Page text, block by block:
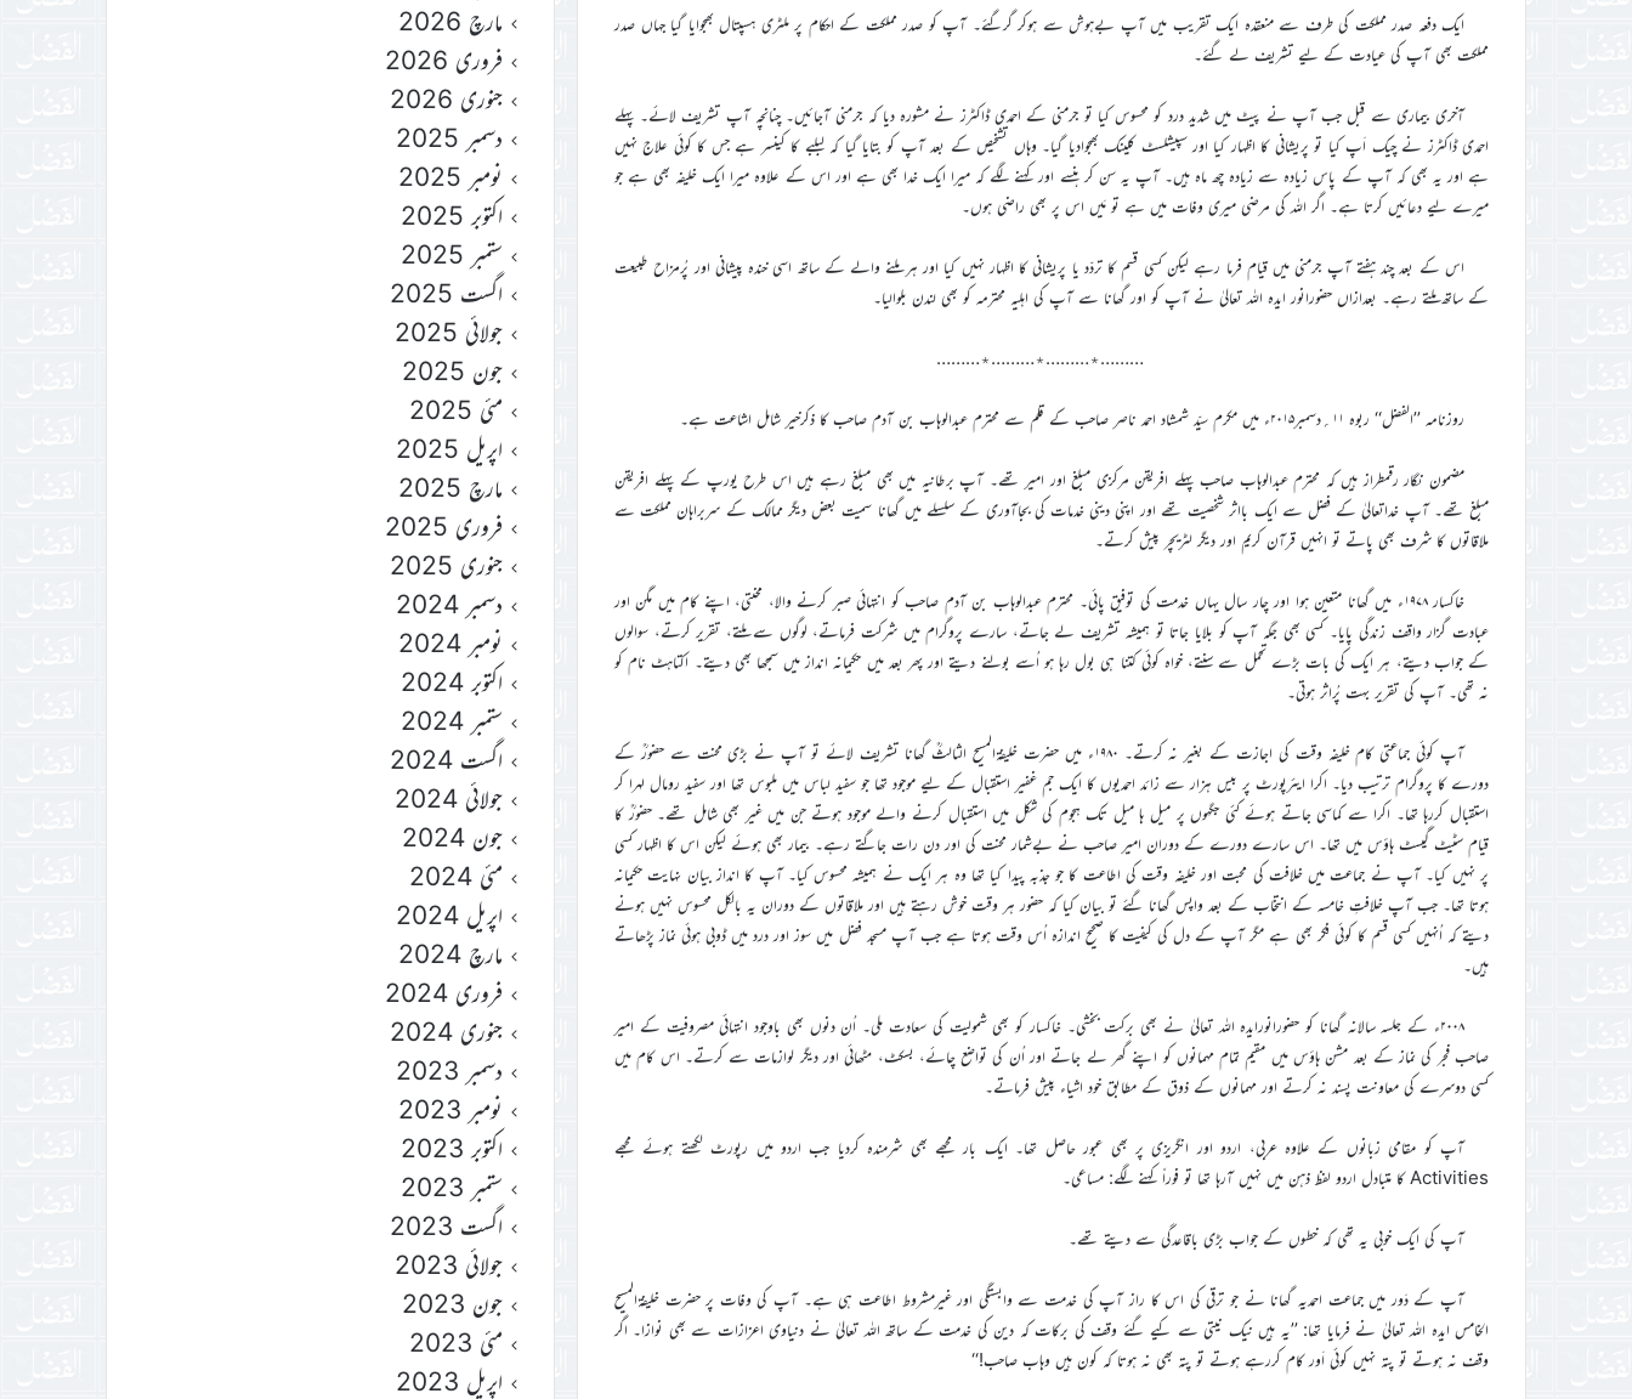
ایک دفعہ صدر مملکت کی طرف سے منعقدہ ایک تقریب میں آپ بےہوش سے ہوکر گرگئے۔ آپ کو صدر مملکت کے احکام پر ملٹری ہسپتال بھجوایا گیا جہاں صدر
مملکت بھی آپ کی عیادت کے لیے تشریف لے گئے۔
آخری بیماری سے قبل جب آپ نے پیٹ میں شدید درد کو محسوس کیا تو جرمنی کے احمدی ڈاکٹرز نے مشورہ دیا کہ جرمنی آجائیں۔ چنانچہ آپ تشریف لائے۔ پہلے
احمدی ڈاکٹرز نے چیک اَپ کیا تو پریشانی کا اظہار کیا اور سپیشلسٹ کلینک بھجوادیا گیا۔ وہاں تشخیص کے بعد آپ کو بتایا گیا کہ لبلبے کا کینسر ہے جس کا کوئی علاج نہیں
ہے اور یہ بھی کہ آپ کے پاس زیادہ سے زیادہ چھ ماہ ہیں۔ آپ یہ سن کر ہنسے اور کہنے لگے کہ میرا ایک خدا بھی ہے اور اس کے علاوہ میرا ایک خلیفہ بھی ہے جو
میرے لیے دعائیں کرتا ہے۔ اگر اللہ کی مرضی میری وفات میں ہے تو مَیں اس پر بھی راضی ہوں۔
اس کے بعد چند ہفتے آپ جرمنی میں قیام فرما رہے لیکن کسی قسم کا تردّد یا پریشانی کا اظہار نہیں کیا اور ہر ملنے والے کے ساتھ اسی خندہ پیشانی اور پُرمزاح طبیعت
کے ساتھ ملتے رہے۔ بعدازاں حضورانور ایدہ اللہ تعالیٰ نے آپ کو اور گھانا سے آپ کی اہلیہ محترمہ کو بھی لندن بلوالیا۔
………٭………٭………٭………
روزنامہ ’’الفضل‘‘ ربوہ ۱۱؍دسمبر۲۰۱۵ء میں مکرم سیّد شمشاد احمد ناصر صاحب کے قلم سے محترم عبدالوہاب بن آدم صاحب کا ذکرخیر شامل اشاعت ہے۔
مضمون نگار رقمطراز ہیں کہ محترم عبدالوہاب صاحب پہلے افریقن مرکزی مبلغ اور امیر تھے۔ آپ برطانیہ میں بھی مبلغ رہے ہیں اس طرح یورپ کے پہلے افریقن
مبلغ تھے۔ آپ خداتعالیٰ کے فضل سے ایک بااثر شخصیت تھے اور اپنی دینی خدمات کی بجاآوری کے سلسلے میں گھانا سمیت بعض دیگر ممالک کے سربراہان مملکت سے
ملاقاتوں کا شرف بھی پاتے تو انہیں قرآن کریم اور دیگر لٹریچر پیش کرتے۔
خاکسار ۱۹۷۸ء میں گھانا متعین ہوا اور چار سال یہاں خدمت کی توفیق پائی۔ محترم عبدالوہاب بن آدم صاحب کو انتہائی صبر کرنے والا، محنتی، اپنے کام میں مگن اور
عبادت گزار واقف زندگی پایا۔ کسی بھی جگہ آپ کو بلایا جاتا تو ہمیشہ تشریف لے جاتے، سارے پروگرام میں شرکت فرماتے، لوگوں سے ملتے، تقریر کرتے، سوالوں
کے جواب دیتے، ہر ایک کی بات بڑے تحمل سے سنتے، خواہ کوئی کتنا ہی بول رہا ہو اُسے بولنے دیتے اور پھر بعد میں حکیمانہ انداز میں سمجھا بھی دیتے۔ اکتاہٹ نام کو
نہ تھی۔ آپ کی تقریر بہت پُراثر ہوتی۔
آپ کوئی جماعتی کام خلیفہ وقت کی اجازت کے بغیر نہ کرتے۔ ۱۹۸۰ء میں حضرت خلیفۃالمسیح الثالثؒ گھانا تشریف لائے تو آپ نے بڑی محنت سے حضورؒ کے
دورے کا پروگرام ترتیب دیا۔ اکرا ایئرپورٹ پر بیس ہزار سے زائد احمدیوں کا ایک جم غفیر استقبال کے لیے موجود تھا جو سفید لباس میں ملبوس تھا اور سفید رومال لہرا کر
استقبال کررہا تھا۔ اکرا سے کماسی جاتے ہوئے کئی جگہوں پر میل ہا میل تک ہجوم کی شکل میں استقبال کرنے والے موجود ہوتے جن میں غیر بھی شامل تھے۔ حضورؒ کا
قیام سٹیٹ گیسٹ ہاؤس میں تھا۔ اس سارے دورے کے دوران امیر صاحب نے بےشمار محنت کی اور دن رات جاگتے رہے۔ بیمار بھی ہوئے لیکن اس کا اظہار کسی
پر نہیں کیا۔ آپ نے جماعت میں خلافت کی محبت اور خلیفہ وقت کی اطاعت کا جو جذبہ پیدا کیا تھا وہ ہر ایک نے ہمیشہ محسوس کیا۔ آپ کا انداز بیان نہایت حکیمانہ
ہوتا تھا۔ جب آپ خلافتِ خامسہ کے انتخاب کے بعد واپس گھانا گئے تو بیان کیا کہ حضور ہر وقت خوش رہتے ہیں اور ملاقاتوں کے دوران یہ بالکل محسوس نہیں ہونے
دیتے کہ اُنہیں کسی قسم کا کوئی فکر بھی ہے مگر آپ کے دل کی کیفیت کا صحیح اندازہ اُس وقت ہوتا ہے جب آپ مسجد فضل میں سوز اور درد میں ڈوبی ہوئی نماز پڑھاتے
ہیں۔
۲۰۰۸ء کے جلسہ سالانہ گھانا کو حضورانورایدہ اللہ تعالیٰ نے بھی برکت بخشی۔ خاکسار کو بھی شمولیت کی سعادت ملی۔ اُن دنوں بھی باوجود انتہائی مصروفیت کے امیر
صاحب فجر کی نماز کے بعد مشن ہاؤس میں مقیم تمام مہمانوں کو اپنے گھر لے جاتے اور اُن کی تواضع چائے، بسکٹ، مٹھائی اور دیگر لوازمات سے کرتے۔ اس کام میں
کسی دوسرے کی معاونت پسند نہ کرتے اور مہمانوں کے ذوق کے مطابق خود اشیاء پیش فرماتے۔
آپ کو مقامی زبانوں کے علاوہ عربی، اردو اور انگریزی پر بھی عبور حاصل تھا۔ ایک بار مجھے بھی شرمندہ کردیا جب اردو میں رپورٹ لکھتے ہوئے مجھے
Activities کا متبادل اردو لفظ ذہن میں نہیں آرہا تھا تو فوراً کہنے لگے: مساعی۔
آپ کی ایک خوبی یہ تھی کہ خطوں کے جواب بڑی باقاعدگی سے دیتے تھے۔
آپ کے دَور میں جماعت احمدیہ گھانا نے جو ترقی کی اس کا راز آپ کی خدمت سے وابستگی اور غیرمشروط اطاعت ہی ہے۔ آپ کی وفات پر حضرت خلیفۃالمسیح
الخامس ایدہ اللہ تعالیٰ نے فرمایا تھا: ’’یہ ہیں نیک نیتی سے کیے گئے وقف کی برکات کہ دین کی خدمت کے ساتھ اللہ تعالیٰ نے دنیاوی اعزازات سے بھی نوازا۔ اگر
وقف نہ ہوتے تو پتہ نہیں کوئی اَور کام کررہے ہوتے تو پتہ بھی نہ ہوتا کہ کون ہیں وہاب صاحب!‘‘
مارچ 2026
فروری 2026
جنوری 2026
دسمبر 2025
نومبر 2025
اکتوبر 2025
ستمبر 2025
اگست 2025
جولائی 2025
جون 2025
مئی 2025
اپریل 2025
مارچ 2025
فروری 2025
جنوری 2025
دسمبر 2024
نومبر 2024
اکتوبر 2024
ستمبر 2024
اگست 2024
جولائی 2024
جون 2024
مئی 2024
اپریل 2024
مارچ 2024
فروری 2024
جنوری 2024
دسمبر 2023
نومبر 2023
اکتوبر 2023
ستمبر 2023
اگست 2023
جولائی 2023
جون 2023
مئی 2023
اپریل 2023